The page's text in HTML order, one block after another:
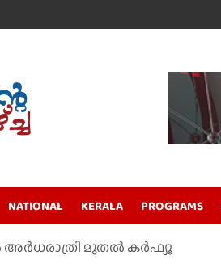
NATIONAL KERALA PROGRAMS
മുതൽ കർഫ്യൂ